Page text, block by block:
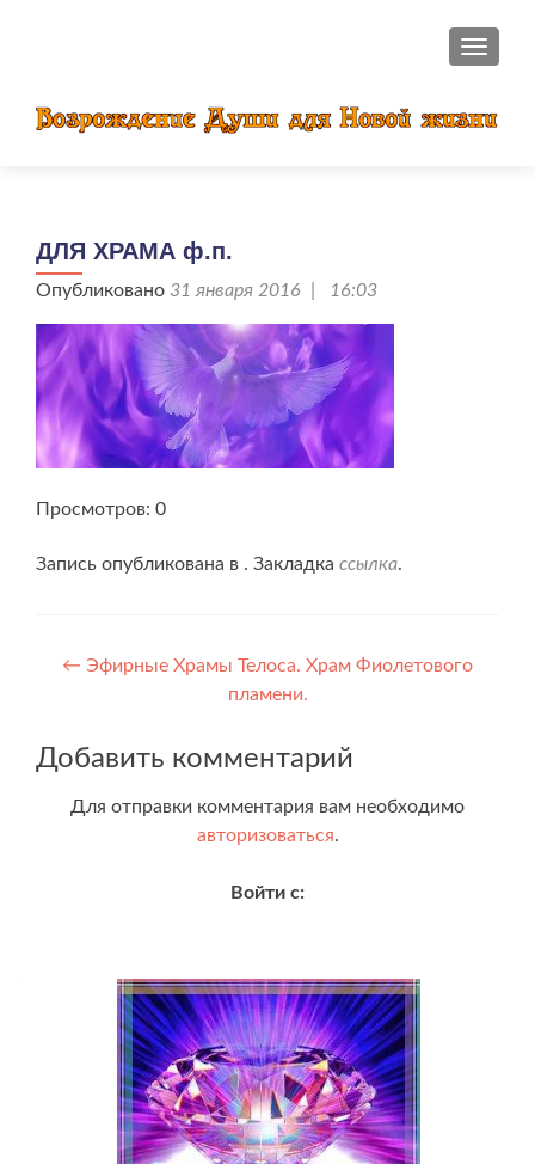
ДЛЯ ХРАМА ф.п.
Опубликовано 31 января 2016 | 16:03
Просмотров: 0
Запись опубликована в . Закладка ссылка.
Навигация
записям
← Эфирные Храмы Телоса. Храм Фиолетового
пламени.
Добавить комментарий
Для отправки комментария вам необходимо
авторизоваться.
Войти с: